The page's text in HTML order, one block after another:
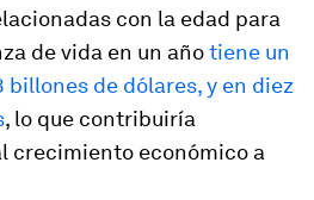
con la edad para
de vida en un añotiene un
billones de dólares, y en diez
, lo que contribuiría
crecimiento económico a